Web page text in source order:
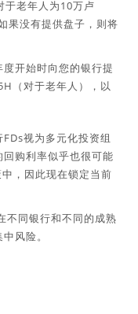
于老年人为10万卢
果没有提供盘子，则将
开始时向您的银行提
（对于老年人），以
视为多元化投资组
购利率似乎也很可能
，因此现在锁定当前
不同银行和不同的成熟
风险。